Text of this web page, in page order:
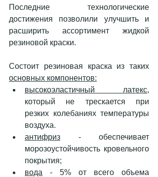
Последние технологические
достижения позволили улучшить и
расширить ассортимент жидкой
резиновой краски.
основных компонентов:
высокоэластичный латекс,
который не трескается при
резких колебаниях температуры
воздуха.
антифриз - обеспечивает
морозоустойчивость кровельного
покрытия;
вода - 5% от всего объема